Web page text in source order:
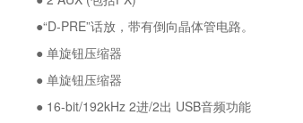
●“D-PRE”话放，带有倒向晶体管电路。
● 单旋钮压缩器
● 单旋钮压缩器
● 16-bit/192kHz 2进/2出 USB音频功能